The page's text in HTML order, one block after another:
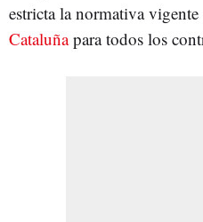
estricta la normativa
Cataluñapara todos los